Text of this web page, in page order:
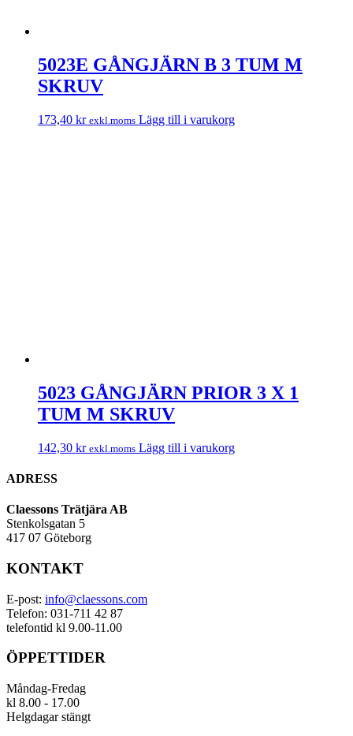
5023E GÅNGJÄRN B 3 TUM M
SKRUV
173,40 kr exkl.moms Lägg till i varukorg
5023 GÅNGJÄRN PRIOR 3 X 1
TUM M SKRUV
142,30 kr exkl.moms Lägg till i varukorg
ADRESS
Claessons Trätjära AB
Stenkolsgatan 5
417 07 Göteborg
KONTAKT
E-post: info@claessons.com
Telefon: 031-711 42 87
telefontid kl 9.00-11.00
ÖPPETTIDER
Måndag-Fredag
kl 8.00 - 17.00
Helgdagar stängt